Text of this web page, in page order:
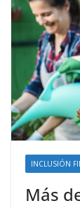
INCLUSIÓN
Más